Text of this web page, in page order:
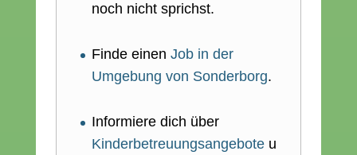
noch nicht sprichst.
Finde einen Job in der
Umgebung von Sonderborg.
Informiere dich über
Kinderbetreuungsangebote u